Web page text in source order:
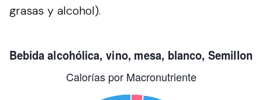
grasas y alcohol).